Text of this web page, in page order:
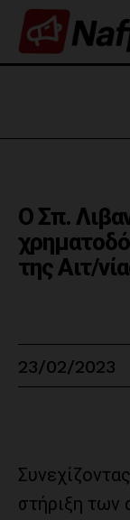
Ο Σπ.
της Αιτ/
23/02/2023
στήριξη